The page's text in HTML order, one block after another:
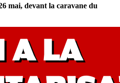
mai, devant la caravane du